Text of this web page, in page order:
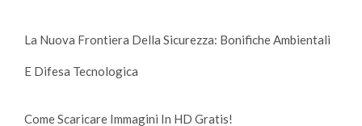
La Nuova Frontiera Della Sicurezza: Bonifiche Ambientali
E Difesa Tecnologica
Come Scaricare Immagini In HD Gratis!